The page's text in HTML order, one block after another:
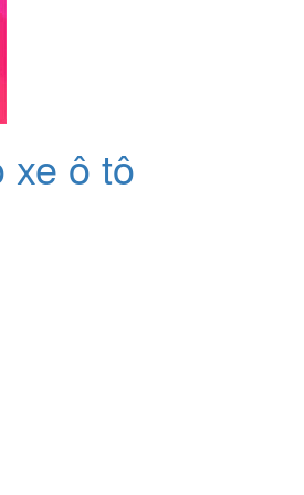
xe ô tô